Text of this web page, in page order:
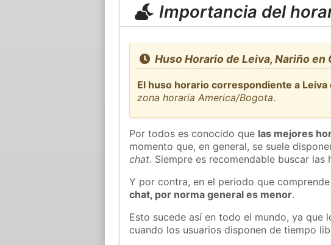
Importancia del
Huso Horario de Leiva, Nariño en
El huso horario correspondiente a
zona horaria America/Bogota.
Por todos es conocido que las mejores
momento que, en general, se suele
chat. Siempre es recomendable buscar
Y por contra, en el periodo que
chat, por norma general es menor.
Esto sucede así en todo el mundo, ya
cuando los usuarios disponen de tiempo